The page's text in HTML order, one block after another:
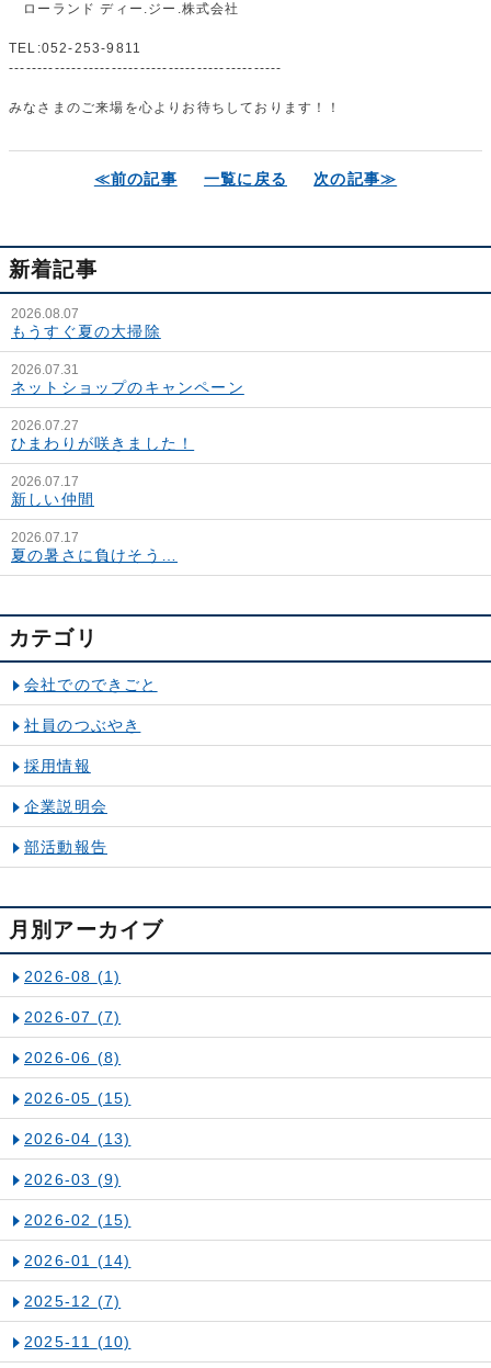
ローランド ディー.ジー.株式会社
TEL:052-253-9811
------------------------------------------------
みなさまのご来場を心よりお待ちしております！！
≪前の記事 一覧に戻る 次の記事≫
新着記事
2026.08.07
もうすぐ夏の大掃除
2026.07.31
ネットショップのキャンペーン
2026.07.27
ひまわりが咲きました！
2026.07.17
新しい仲間
2026.07.17
夏の暑さに負けそう…
カテゴリ
会社でのできごと
社員のつぶやき
採用情報
企業説明会
部活動報告
月別アーカイブ
2026-08 (1)
2026-07 (7)
2026-06 (8)
2026-05 (15)
2026-04 (13)
2026-03 (9)
2026-02 (15)
2026-01 (14)
2025-12 (7)
2025-11 (10)